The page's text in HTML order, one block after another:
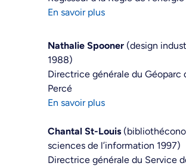
En savoir plus
Nathalie Spooner (design
1988)
Directrice générale du Géoparc
Percé
En savoir plus
Chantal St-Louis
sciences de l’information 1997)
Directrice générale du Service